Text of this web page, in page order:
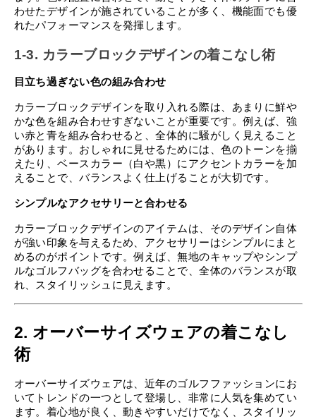
わせたデザインが施されていることが多く、機能面でも優
れたパフォーマンスを発揮します。
1-3. カラーブロックデザインの着こなし術
目立ち過ぎない色の組み合わせ
カラーブロックデザインを取り入れる際は、あまりに鮮や
かな色を組み合わせすぎないことが重要です。例えば、強
い赤と青を組み合わせると、全体的に騒がしく見えること
があります。おしゃれに見せるためには、色のトーンを揃
えたり、ベースカラー（白や黒）にアクセントカラーを加
えることで、バランスよく仕上げることが大切です。
シンプルなアクセサリーと合わせる
カラーブロックデザインのアイテムは、そのデザイン自体
が強い印象を与えるため、アクセサリーはシンプルにまと
めるのがポイントです。例えば、無地のキャップやシンプ
ルなゴルフバッグを合わせることで、全体のバランスが取
れ、スタイリッシュに見えます。
2. オーバーサイズウェアの着こなし
術
オーバーサイズウェアは、近年のゴルフファッションにお
いてトレンドの一つとして登場し、非常に人気を集めてい
ます。着心地が良く、動きやすいだけでなく、スタイリッ